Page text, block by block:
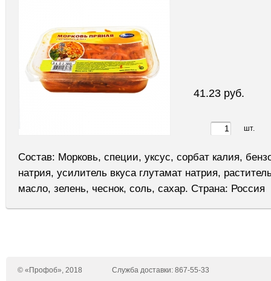
41.23 руб.
шт.
Состав: Морковь, специи, уксус, сорбат калия,
натрия, усилитель вкуса глутамат натрия,
масло, зелень, чеснок, соль, сахар. Страна: Россия
© «Профоб», 2018 Служба доставки: 867-55-33